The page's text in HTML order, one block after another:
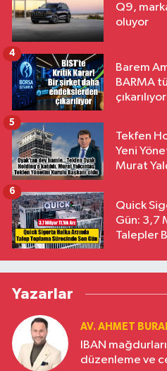
Q9,
oluyor
Barem
BARMA
çıkarılıyor
4
Tekfen
Yeni
Murat
5
Quick
Gün: 3,7
Talepler
6
Yazarlar
AV. AHMET
IBAN
düzenleme ve